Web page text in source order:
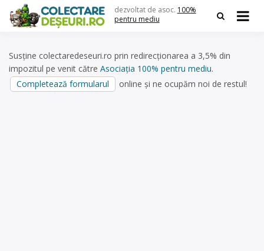
content
dezvoltat de asoc. 100%
pentru mediu
Susține colectaredeseuri.ro prin redirecționarea a 3,5% din
impozitul pe venit către Asociația 100% pentru mediu.
Completează formularul
online și ne ocupăm noi de restul!